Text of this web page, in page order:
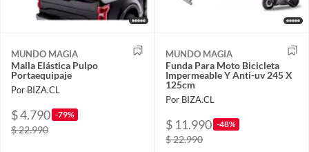
MUNDO MAGIA
Malla Elástica Pulpo
Portaequipaje
Por BIZA.CL
$ 4.790 -79%
$ 22.990
MUNDO MAGIA
Funda Para Moto Bicicleta
Impermeable Y Anti-uv 245 X
125cm
Por BIZA.CL
$ 11.990 -48%
$ 22.990